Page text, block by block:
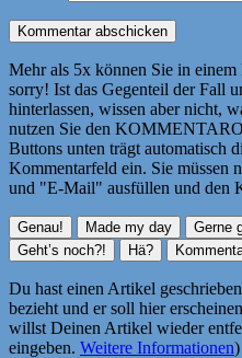
Mehr als 5x können Sie in
sorry! Ist das Gegenteil der Fall
hinterlassen, wissen aber nicht,
nutzen Sie den
Buttons unten trägt automatisch
Kommentarfeld ein. Sie müssen
und "E-Mail" ausfüllen und den
Du hast einen Artikel
bezieht und er soll hier
willst Deinen Artikel wieder
eingeben. Weitere Informationen)